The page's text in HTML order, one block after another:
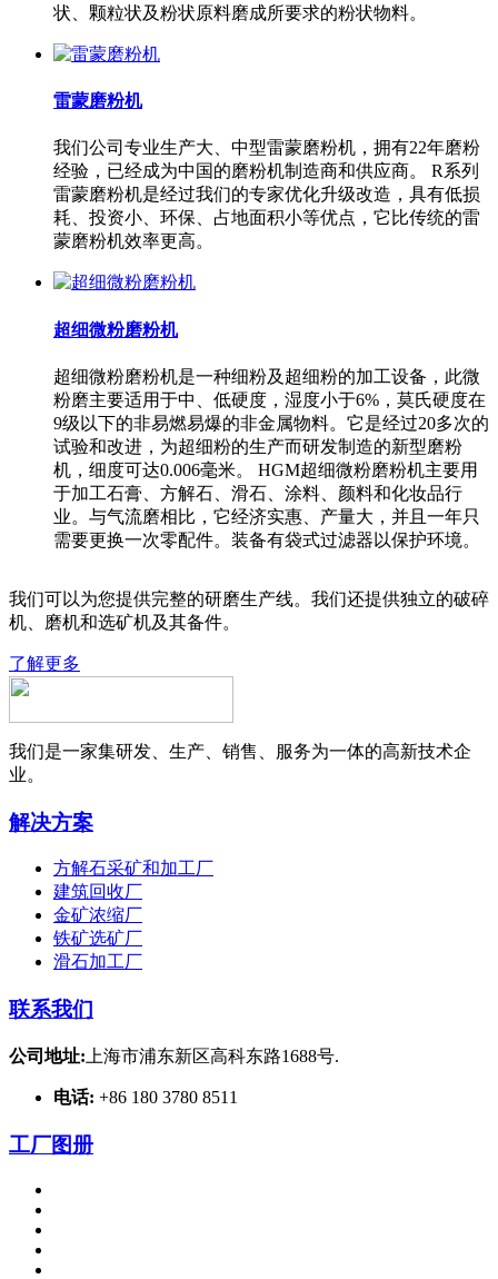
状、颗粒状及粉状原料磨成所要求的粉状物料。
雷蒙磨粉机
我们公司专业生产大、中型雷蒙磨粉机，拥有22年磨粉
经验，已经成为中国的磨粉机制造商和供应商。 R系列
雷蒙磨粉机是经过我们的专家优化升级改造，具有低损
耗、投资小、环保、占地面积小等优点，它比传统的雷
蒙磨粉机效率更高。
超细微粉磨粉机
超细微粉磨粉机是一种细粉及超细粉的加工设备，此微
粉磨主要适用于中、低硬度，湿度小于6%，莫氏硬度在
9级以下的非易燃易爆的非金属物料。它是经过20多次的
试验和改进，为超细粉的生产而研发制造的新型磨粉
机，细度可达0.006毫米。 HGM超细微粉磨粉机主要用
于加工石膏、方解石、滑石、涂料、颜料和化妆品行
业。与气流磨相比，它经济实惠、产量大，并且一年只
需要更换一次零配件。装备有袋式过滤器以保护环境。
我们可以为您提供完整的研磨生产线。我们还提供独立的破碎
机、磨机和选矿机及其备件。
了解更多
我们是一家集研发、生产、销售、服务为一体的高新技术企
业。
解决方案
方解石采矿和加工厂
建筑回收厂
金矿浓缩厂
铁矿选矿厂
滑石加工厂
联系我们
公司地址: 上海市浦东新区高科东路1688号.
电话: +86 180 3780 8511
工厂图册